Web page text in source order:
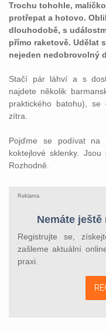
Trochu tohohle,
protřepat a hotovo.
dlouhodobě, s
přímo raketově. Udělat
nejeden nedobrovolný
Stačí pár láhví a s
najdete několik
praktického batohu),
zítra.
Pojďme se podívat na
koktejlové sklenky.
Rozhodně.
Reklama
Nemáte
Registrujte se,
zašleme aktuální
praxi.